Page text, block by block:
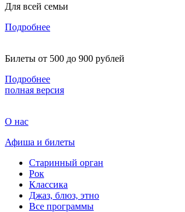
Для всей семьи
Подробнее
Билеты от 500 до 900 рублей
Подробнее
полная версия
О нас
Афиша и билеты
Старинный орган
Рок
Классика
Джаз, блюз, этно
Все программы